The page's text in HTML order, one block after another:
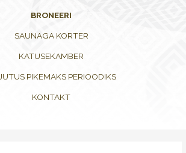
BRONEERI
SAUNAGA KORTER
KATUSEKAMBER
PIKEMAKS PERIOODIKS
KONTAKT